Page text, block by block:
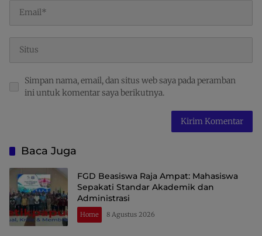
Simpan nama, email, dan situs web saya pada peramban
ini untuk komentar saya berikutnya.
Baca Juga
FGD Beasiswa Raja Ampat: Mahasiswa
Sepakati Standar Akademik dan
Administrasi
Home 8 Agustus 2026